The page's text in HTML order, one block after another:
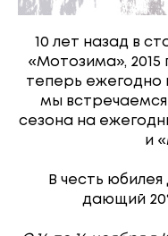
10 лет назад в
«Мотозима», 2015
теперь ежегодно
мы
сезона на
и
В честь
дающий